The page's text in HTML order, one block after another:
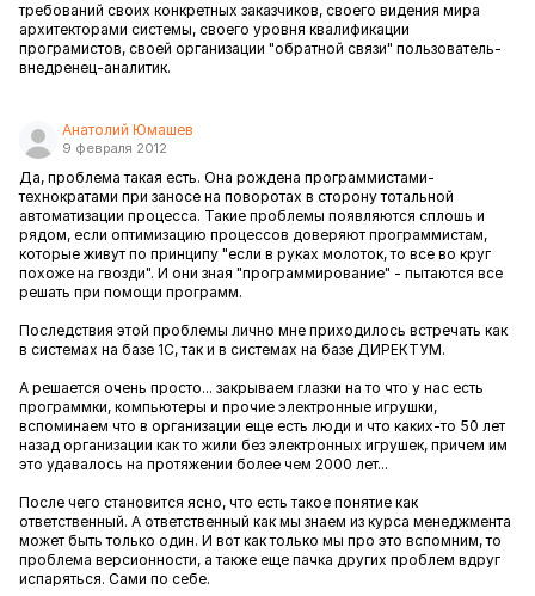
требований своих конкретных заказчиков, своего видения мира
архитекторами системы, своего уровня квалификации
програмистов, своей организации "обратной связи" пользователь-
внедренец-аналитик.
Анатолий Юмашев
9 февраля 2012
Да, проблема такая есть. Она рождена программистами-
технократами при заносе на поворотах в сторону тотальной
автоматизации процесса. Такие проблемы появляются сплошь и
рядом, если оптимизацию процессов доверяют программистам,
которые живут по принципу "если в руках молоток, то все во круг
похоже на гвозди". И они зная "программирование" - пытаются все
решать при помощи программ.
Последствия этой проблемы лично мне приходилось встречать как
в системах на базе 1С, так и в системах на базе ДИРЕКТУМ.
А решается очень просто... закрываем глазки на то что у нас есть
программки, компьютеры и прочие электронные игрушки,
вспоминаем что в организации еще есть люди и что каких-то 50 лет
назад организации как то жили без электронных игрушек, причем им
это удавалось на протяжении более чем 2000 лет...
После чего становится ясно, что есть такое понятие как
ответственный. А ответственный как мы знаем из курса менеджмента
может быть только один. И вот как только мы про это вспомним, то
проблема версионности, а также еще пачка других проблем вдруг
испаряться. Сами по себе.